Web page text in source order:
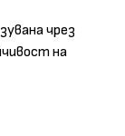
чрез
на